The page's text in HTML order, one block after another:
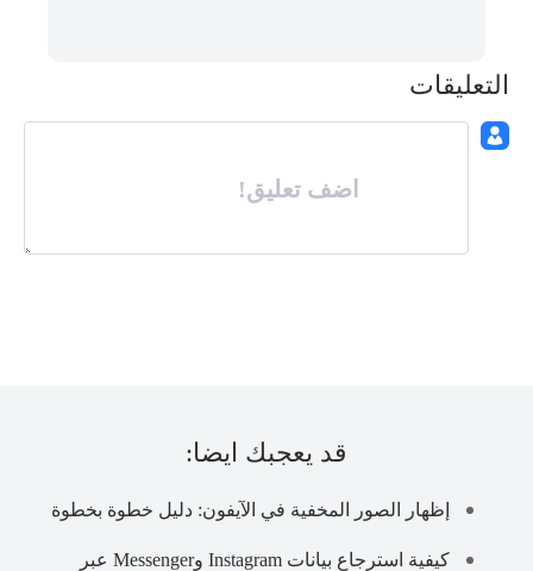
التعليقات
اضف تعليق!
قد يعجبك ايضا:
إظهار الصور المخفية في الآيفون: دليل خطوة بخطوة
كيفية استرجاع بيانات Instagram وMessenger عبر